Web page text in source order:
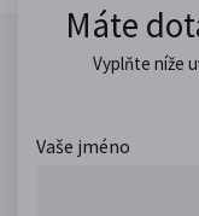
Máte
Vyplňte níže
Vaše jméno